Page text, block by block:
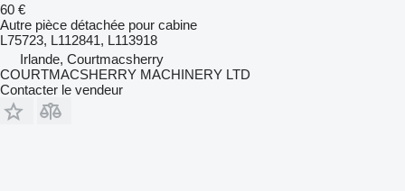
60 €
Autre pièce détachée pour cabine
L75723, L112841, L113918
Irlande, Courtmacsherry
COURTMACSHERRY MACHINERY LTD
Contacter le vendeur